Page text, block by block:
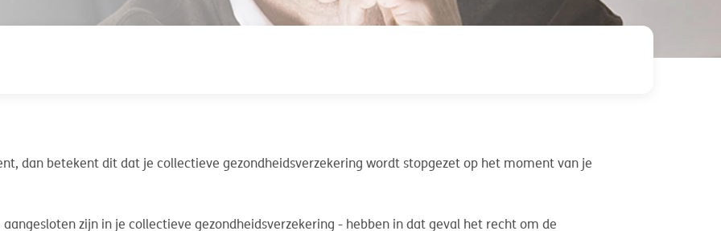
dan betekent dit dat je collectieve gezondheidsverzekering wordt stopgezet op het moment van je
zijn in je collectieve gezondheidsverzekering - hebben in dat geval het recht om de